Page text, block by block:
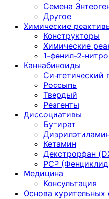
Семена
Другое
Химические
Конструкторы
Химические
1-фенил-2-
Каннабиноиды
Синтетический
Россыпь
Твердый
Реагенты
Диссоциативы
Бутират
Кетамин
Декстрорфан
PCP
Медицина
Консультация
Основа курительных